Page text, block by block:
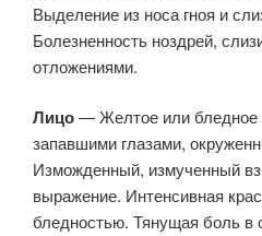
Выделение из носа гноя и
Болезненность ноздрей,
отложениями.
Лицо— Желтое или бледное
запавшими глазами,
Изможденный, измученный
выражение. Интенсивная
бледностью. Тянущая боль в